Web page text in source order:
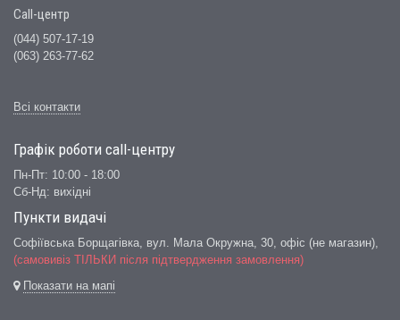
Call-центр
(044) 507-17-19
(063) 263-77-62
Всі контакти
Графік роботи сall-центру
Пн-Пт: 10:00 - 18:00
Сб-Нд: вихідні
Пункти видачі
Софіївська Борщагівка, вул. Мала Окружна, 30, офіс (не магазин)
(самовивіз ТІЛЬКИ після підтвердження замовлення)
Показати на мапі